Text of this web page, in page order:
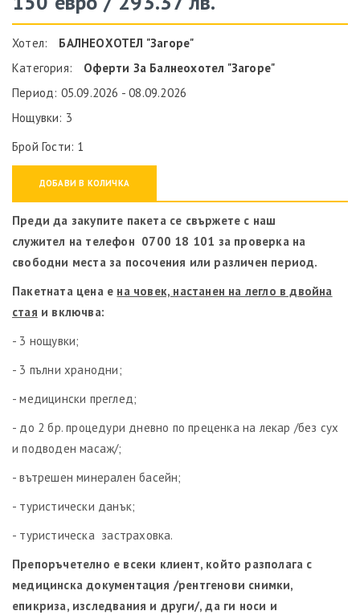
Хотел:
БАЛНЕОХОТЕЛ "Загоре"
Категория:
Оферти За Балнеохотел "Загоре"
Период: 05.09.2026 - 08.09.2026
Нощувки: 3
Брой Гости: 1
ДОБАВИ В КОЛИЧКА
Преди да закупите пакета се свържете с наш
служител на телефон 0700 18 101 за проверка на
свободни места за посочения или различен период.
Пакетната цена е на човек, настанен на легло в двойна
стая и включва:
- 3 нощувки;
- 3 пълни хранодни;
- медицински преглед;
- до 2 бр. процедури дневно по преценка на лекар /без сух
и подводен масаж/;
- вътрешен минерален басейн;
- туристически данък;
- туристическа застраховка.
Препоръчетелно е всеки клиент, който разполага с
медицинска документация /рентгенови снимки,
епикриза, изследвания и други/, да ги носи и